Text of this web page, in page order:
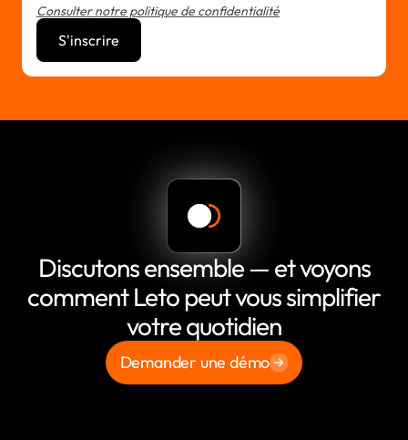
Consulter notre politique de confidentialité
Discutons ensemble — et voyons
comment Leto peut vous simplifier
votre quotidien
Demander une démo